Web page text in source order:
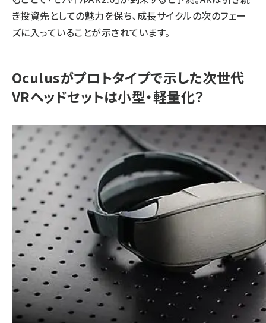
き投資先としての魅力を保ち、成長サイクルの次のフェー
ズに入っていることが示されています。
Oculusがプロトタイプで示した次世代
VRヘッドセットは小型・軽量化？